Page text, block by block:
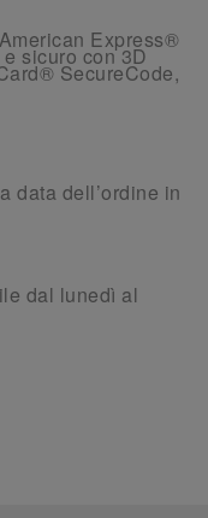
Express®
sicuro con 3D
SecureCode,
data dell’ordine in
dal lunedì al